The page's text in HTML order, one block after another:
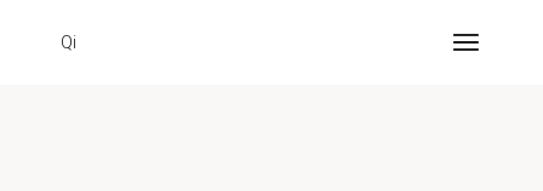
Qi